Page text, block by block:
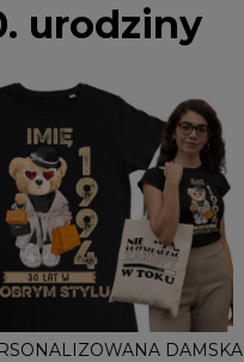
urodziny
DAMSKA